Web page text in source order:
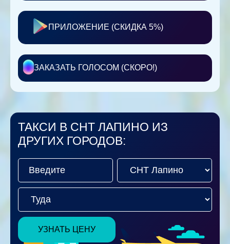
ПРИЛОЖЕНИЕ (СКИДКА 5%)
ЗАКАЗАТЬ ГОЛОСОМ (СКОРО!)
ТАКСИ В СНТ ЛАПИНО ИЗ
ДРУГИХ ГОРОДОВ:
УЗНАТЬ ЦЕНУ